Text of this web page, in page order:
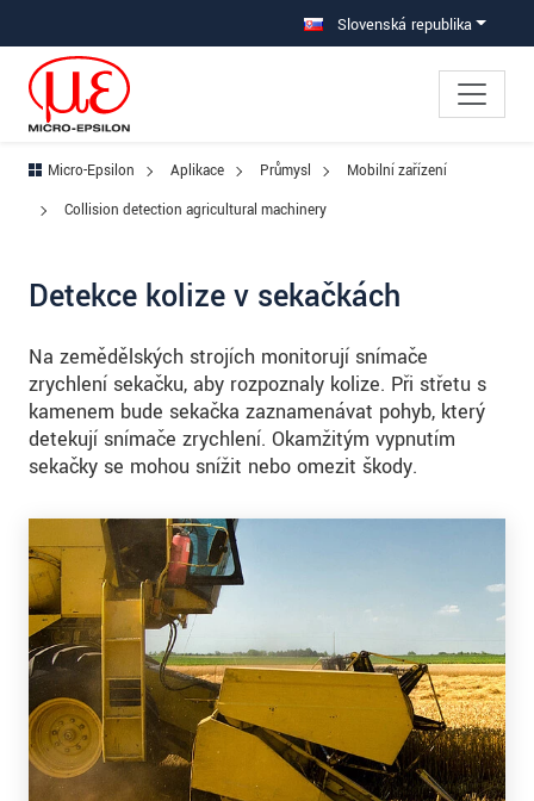
Prejdite priamo na hlavnú navigáciu Slovenská republika
Micro-Epsilon Aplikace Průmysl
Mobilní zařízení
Collision detection agricultural machinery
Detekce kolize v sekačkách
Na zemědělských strojích monitorují snímače
zrychlení sekačku, aby rozpoznaly kolize. Při střetu s
kamenem bude sekačka zaznamenávat pohyb, který
detekují snímače zrychlení. Okamžitým vypnutím
sekačky se mohou snížit nebo omezit škody.